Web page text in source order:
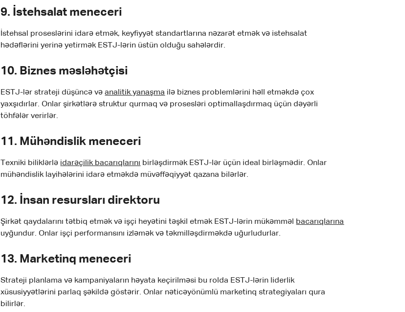
9. İstehsalat meneceri
İstehsal proseslərini idarə etmək, keyfiyyət standartlarına nəzarət etmək və istehsalat
hədəflərini yerinə yetirmək ESTJ-lərin üstün olduğu sahələrdir.
10. Biznes məsləhətçisi
ESTJ-lər strateji düşüncə vəanalitik yanaşma ilə biznes problemlərini həll etməkdə çox
yaxşıdırlar. Onlar şirkətlərə struktur qurmaq və prosesləri optimallaşdırmaq üçün dəyərli
töhfələr verirlər.
11. Mühəndislik meneceri
Texniki biliklərlə idarəçilik bacarıqlarını birləşdirmək ESTJ-lər üçün ideal birləşmədir. Onlar
mühəndislik layihələrini idarə etməkdə müvəffəqiyyət qazana bilərlər.
12. İnsan resursları direktoru
Şirkət qaydalarını tətbiq etmək və işçi heyətini təşkil etmək ESTJ-lərin mükəmməl bacarıqlarına
uyğundur. Onlar işçi performansını izləmək və təkmilləşdirməkdə uğurludurlar.
13. Marketinq meneceri
Strateji planlama və kampaniyaların həyata keçirilməsi bu rolda ESTJ-lərin liderlik
xüsusiyyətlərini parlaq şəkildə göstərir. Onlar nəticəyönümlü marketinq strategiyaları qura
bilirlər.